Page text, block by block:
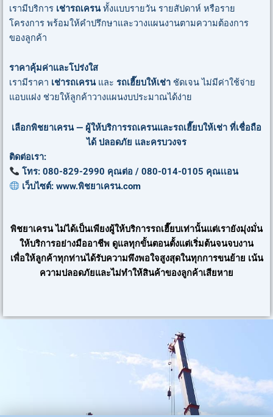
เรามีบริการ เช่ารถเครนทั้งแบบรายวัน รายสัปดาห์ หรือราย
โครงการ พร้อมให้คำปรึกษาและวางแผนงานตามความต้องการ
ของลูกค้า
ราคาคุ้มค่าและโปร่งใส
เรามีราคา เช่ารถเครนและ รถเฮี๊ยบให้เช่า ชัดเจน ไม่มีค่าใช้จ่าย
แอบแฝง ช่วยให้ลูกค้าวางแผนงบประมาณได้ง่าย
เลือกพิชยาเครน — ผู้ให้บริการรถเครนและรถเฮี๊ยบให้เช่า ที่เชื่อถือ
ได้ ปลอดภัย และครบวงจร
ติดต่อเรา:
โทร: 080-829-2990 คุณต่อ / 080-014-0105 คุณเเอน
เว็บไซต์: www.พิชยาเครน.com
พิชยาเครน ไม่ได้เป็นเพียงผู้ให้บริการรถเฮี๊ยบเท่านั้นแต่เรายังมุ่งมั่น
ให้บริการอย่างมืออาชีพ ดูแลทุกขั้นตอนตั้งแต่เริ่มต้นจนจบงาน
เพื่อให้ลูกค้าทุกท่านได้รับความพึงพอใจสูงสุดในทุกการขนย้าย เน้น
ความปลอดภัยและไม่ทำให้สินค้าของลูกค้าเสียหาย